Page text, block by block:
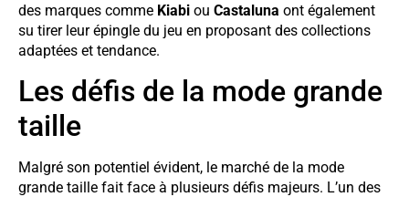
des marques comme Kiabi ou Castaluna ont également
su tirer leur épingle du jeu en proposant des collections
adaptées et tendance.
Les défis de la mode grande
taille
Malgré son potentiel évident, le marché de la mode
grande taille fait face à plusieurs défis majeurs. L’un des